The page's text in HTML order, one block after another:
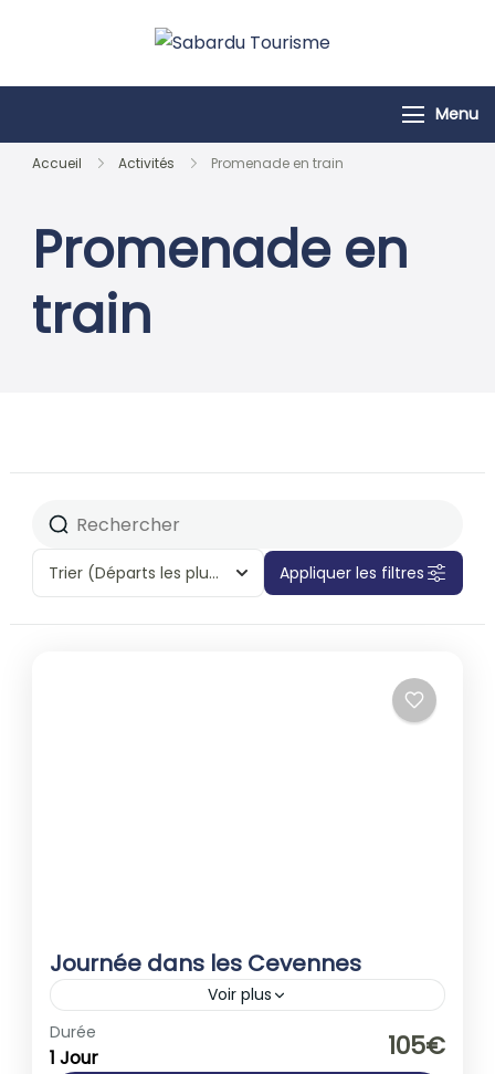
Tourisme
Menu
Accueil Activités Promenade en train
Promenade en
train
Trier (Départs les plus proches) Appliquer les filtres
Journée dans les Cevennes
Voir plus
Europe
1-40 People
Durée
1 Jour 105€